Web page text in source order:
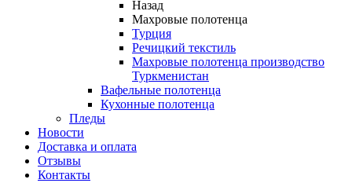
Назад
Махровые полотенца
Турция
Речицкий текстиль
Махровые полотенца производство
Туркменистан
Вафельные полотенца
Кухонные полотенца
Пледы
Новости
Доставка и оплата
Отзывы
Контакты